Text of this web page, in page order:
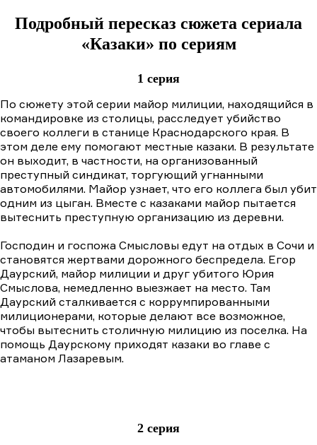
Подробный пересказ сюжета сериала
«Казаки» по сериям
1 серия
По сюжету этой серии майор милиции, находящийся в
командировке из столицы, расследует убийство
своего коллеги в станице Краснодарского края. В
этом деле ему помогают местные казаки. В результате
он выходит, в частности, на организованный
преступный синдикат, торгующий угнанными
автомобилями. Майор узнает, что его коллега был убит
одним из цыган. Вместе с казаками майор пытается
вытеснить преступную организацию из деревни.
Господин и госпожа Смысловы едут на отдых в Сочи и
становятся жертвами дорожного беспредела. Егор
Даурский, майор милиции и друг убитого Юрия
Смыслова, немедленно выезжает на место. Там
Даурский сталкивается с коррумпированными
милиционерами, которые делают все возможное,
чтобы вытеснить столичную милицию из поселка. На
помощь Даурскому приходят казаки во главе с
атаманом Лазаревым.
2 серия